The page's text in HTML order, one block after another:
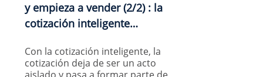
y empieza a vender (2/2) : la
cotización inteligente…
Con la cotización inteligente, la
cotización deja de ser un acto